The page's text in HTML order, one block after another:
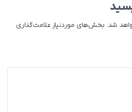
شد. بخش‌های موردنیاز علامت‌گذاری